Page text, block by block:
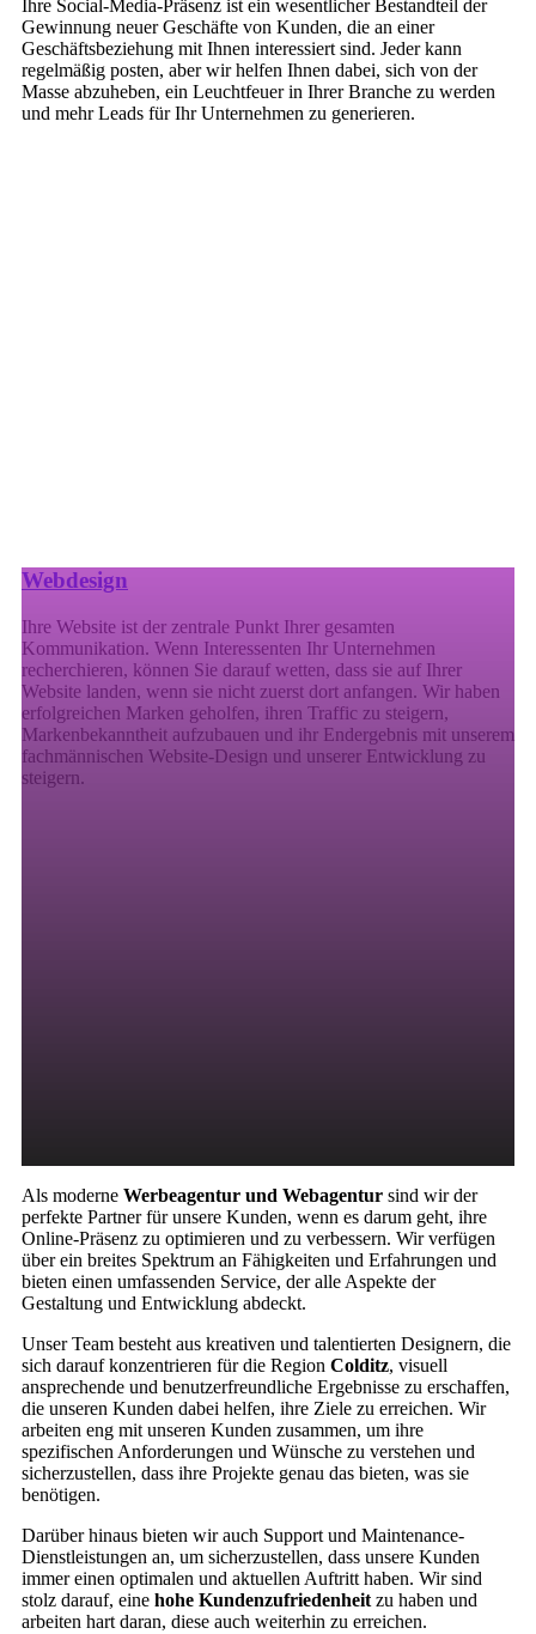
Ihre Social-Media-Präsenz ist ein wesentlicher Bestandteil der
Gewinnung neuer Geschäfte von Kunden, die an einer
Geschäftsbeziehung mit Ihnen interessiert sind. Jeder kann
regelmäßig posten, aber wir helfen Ihnen dabei, sich von der
Masse abzuheben, ein Leuchtfeuer in Ihrer Branche zu werden
und mehr Leads für Ihr Unternehmen zu generieren.
Webdesign
Ihre Website ist der zentrale Punkt Ihrer gesamten
Kommunikation. Wenn Interessenten Ihr Unternehmen
recherchieren, können Sie darauf wetten, dass sie auf Ihrer
Website landen, wenn sie nicht zuerst dort anfangen. Wir haben
erfolgreichen Marken geholfen, ihren Traffic zu steigern,
Markenbekanntheit aufzubauen und ihr Endergebnis mit unserem
fachmännischen Website-Design und unserer Entwicklung zu
steigern.
Als moderne Werbeagentur und Webagentur sind wir der
perfekte Partner für unsere Kunden, wenn es darum geht, ihre
Online-Präsenz zu optimieren und zu verbessern. Wir verfügen
über ein breites Spektrum an Fähigkeiten und Erfahrungen und
bieten einen umfassenden Service, der alle Aspekte der
Gestaltung und Entwicklung abdeckt.
Unser Team besteht aus kreativen und talentierten Designern, die
sich darauf konzentrieren für die Region Colditz, visuell
ansprechende und benutzerfreundliche Ergebnisse zu erschaffen,
die unseren Kunden dabei helfen, ihre Ziele zu erreichen. Wir
arbeiten eng mit unseren Kunden zusammen, um ihre
spezifischen Anforderungen und Wünsche zu verstehen und
sicherzustellen, dass ihre Projekte genau das bieten, was sie
benötigen.
Darüber hinaus bieten wir auch Support und Maintenance-
Dienstleistungen an, um sicherzustellen, dass unsere Kunden
immer einen optimalen und aktuellen Auftritt haben. Wir sind
stolz darauf, eine hohe Kundenzufriedenheit zu haben und
arbeiten hart daran, diese auch weiterhin zu erreichen.